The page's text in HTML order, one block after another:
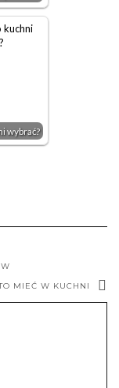
wybrać?
MIEĆ W KUCHNI